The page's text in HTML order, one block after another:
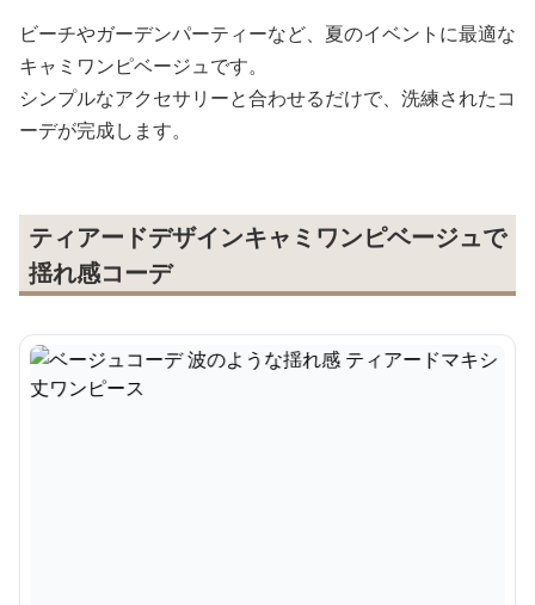
ビーチやガーデンパーティーなど、夏のイベントに最適な
キャミワンピベージュです。
シンプルなアクセサリーと合わせるだけで、洗練されたコ
ーデが完成します。
ティアードデザインキャミワンピベージュで
揺れ感コーデ